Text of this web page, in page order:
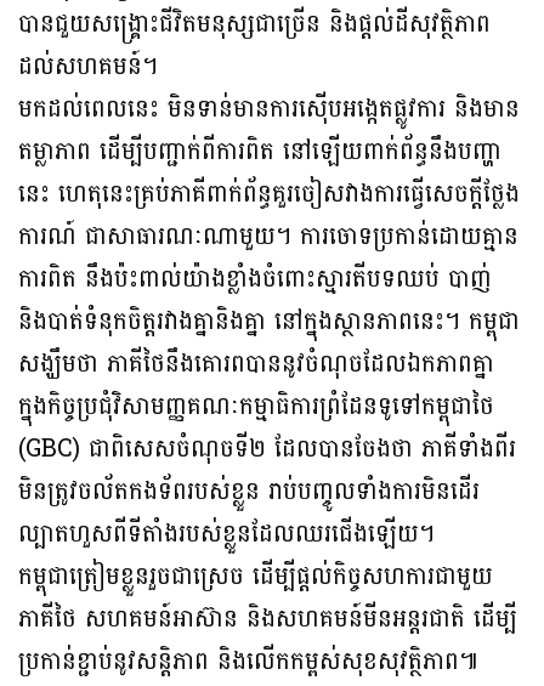
បានជួយសង្គ្រោះជីវិតមនុស្សជាច្រើន និងផ្តល់ដីសុវត្ថិភាព
ដល់សហគមន៍។
មកដល់ពេលនេះ មិនទាន់មានការស៊ើបអង្កេតផ្លូវការ និងមាន
តម្លាភាព ដើម្បីបញ្ជាក់ពីការពិត នៅឡើយពាក់ព័ន្ធនឹងបញ្ហា
នេះ ហេតុនេះគ្រប់ភាគីពាក់ព័ន្ធគួរចៀសវាងការធ្វើសេចក្តីថ្លែង
ការណ៍ ជាសាធារណៈណាមួយ។ ការចោទប្រកាន់ដោយគ្មាន
ការពិត នឹងប៉ះពាល់យ៉ាងខ្លាំងចំពោះស្មារតីបទឈប់ បាញ់
និងបាត់ទំនុកចិត្តរវាងគ្នានិងគ្នា នៅក្នុងស្ថានភាពនេះ។ កម្ពុជា
សង្ឃឹមថា ភាគីថៃនឹងគោរពបាននូវចំណុចដែលឯកភាពគ្នា
ក្នុងកិច្ចប្រជុំវិសាមញ្ញគណៈកម្មាធិការព្រំដែនទូទៅកម្ពុជាថៃ
(GBC) ជាពិសេសចំណុចទី២ ដែលបានចែងថា ភាគីទាំងពីរ
មិនត្រូវចល័តកងទ័ពរបស់ខ្លួន រាប់បញ្ចូលទាំងការមិនដើរ
ល្បាតហួសពីទីតាំងរបស់ខ្លួនដែលឈរជើងឡើយ។
កម្ពុជាត្រៀមខ្លួនរួចជាស្រេច ដើម្បីផ្តល់កិច្ចសហការជាមួយ
ភាគីថៃ សហគមន៍អាស៊ាន និងសហគមន៍មីនអន្តរជាតិ ដើម្បី
ប្រកាន់ខ្ជាប់នូវសន្តិភាព និងលើកកម្ពស់សុខសុវត្ថិភាព៕